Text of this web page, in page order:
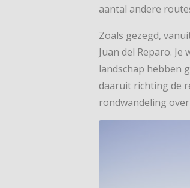
aantal andere
Zoals gezegd,
Juan del Reparo.
landschap hebben
daaruit richting de
rondwandeling